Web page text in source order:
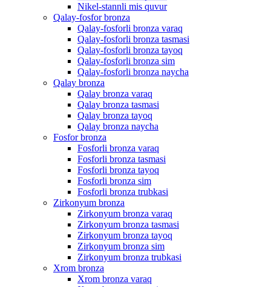
Nikel-stannli mis quvur
Qalay-fosfor bronza
Qalay-fosforli bronza varaq
Qalay-fosforli bronza tasmasi
Qalay-fosforli bronza tayoq
Qalay-fosforli bronza sim
Qalay-fosforli bronza naycha
Qalay bronza
Qalay bronza varaq
Qalay bronza tasmasi
Qalay bronza tayoq
Qalay bronza naycha
Fosfor bronza
Fosforli bronza varaq
Fosforli bronza tasmasi
Fosforli bronza tayoq
Fosforli bronza sim
Fosforli bronza trubkasi
Zirkonyum bronza
Zirkonyum bronza varaq
Zirkonyum bronza tasmasi
Zirkonyum bronza tayoq
Zirkonyum bronza sim
Zirkonyum bronza trubkasi
Xrom bronza
Xrom bronza varaq